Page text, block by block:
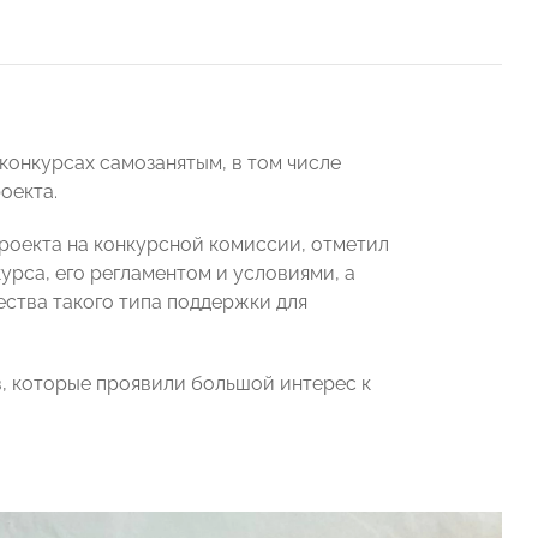
самозанятым, в том числе
на конкурсной комиссии, отметил
его регламентом и условиями, а
такого типа поддержки для
которые проявили большой интерес к